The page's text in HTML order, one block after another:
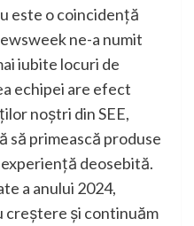
este o coincidență
ne-a numit
iubite locuri de
echipei are efect
noștri din SEE,
să primească produse
deosebită.
a anului 2024,
creștere și continuăm